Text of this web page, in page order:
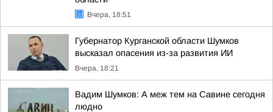
Вчера, 18:51
Губернатор Курганской области Шумков
высказал опасения из-за развития ИИ
Вчера, 18:21
Вадим Шумков: А меж тем на Савине сегодня
людно